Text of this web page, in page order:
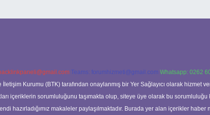
Teams: forumhizmeti@gmail.com Whatsapp: 0262
Kurumu (BTK) tarafından onaylanmış bir Yer Sağlayıcı olarak
içeriklerin sorumluluğunu taşımakta olup, siteye üye olarak bu
hazırladığımız makaleler paylaşılmaktadır. Burada yer alan içerikler